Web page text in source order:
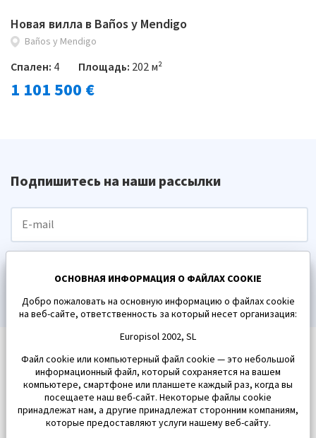
Новая вилла в Baños y Mendigo
Baños y Mendigo
Спален: 4 Площадь: 202 м²
1 101 500 €
Подпишитесь на наши рассылки
ПОДПИСАТЬСЯ
ОСНОВНАЯ ИНФОРМАЦИЯ О ФАЙЛАХ COOKIE
Добро пожаловать на основную информацию о файлах cookie
на веб-сайте, ответственность за который несет организация:
Europisol 2002, SL
Файл cookie или компьютерный файл cookie — это небольшой
информационный файл, который сохраняется на вашем
компьютере, смартфоне или планшете каждый раз, когда вы
посещаете наш веб-сайт. Некоторые файлы cookie
принадлежат нам, а другие принадлежат сторонним компаниям,
которые предоставляют услуги нашему веб-сайту.